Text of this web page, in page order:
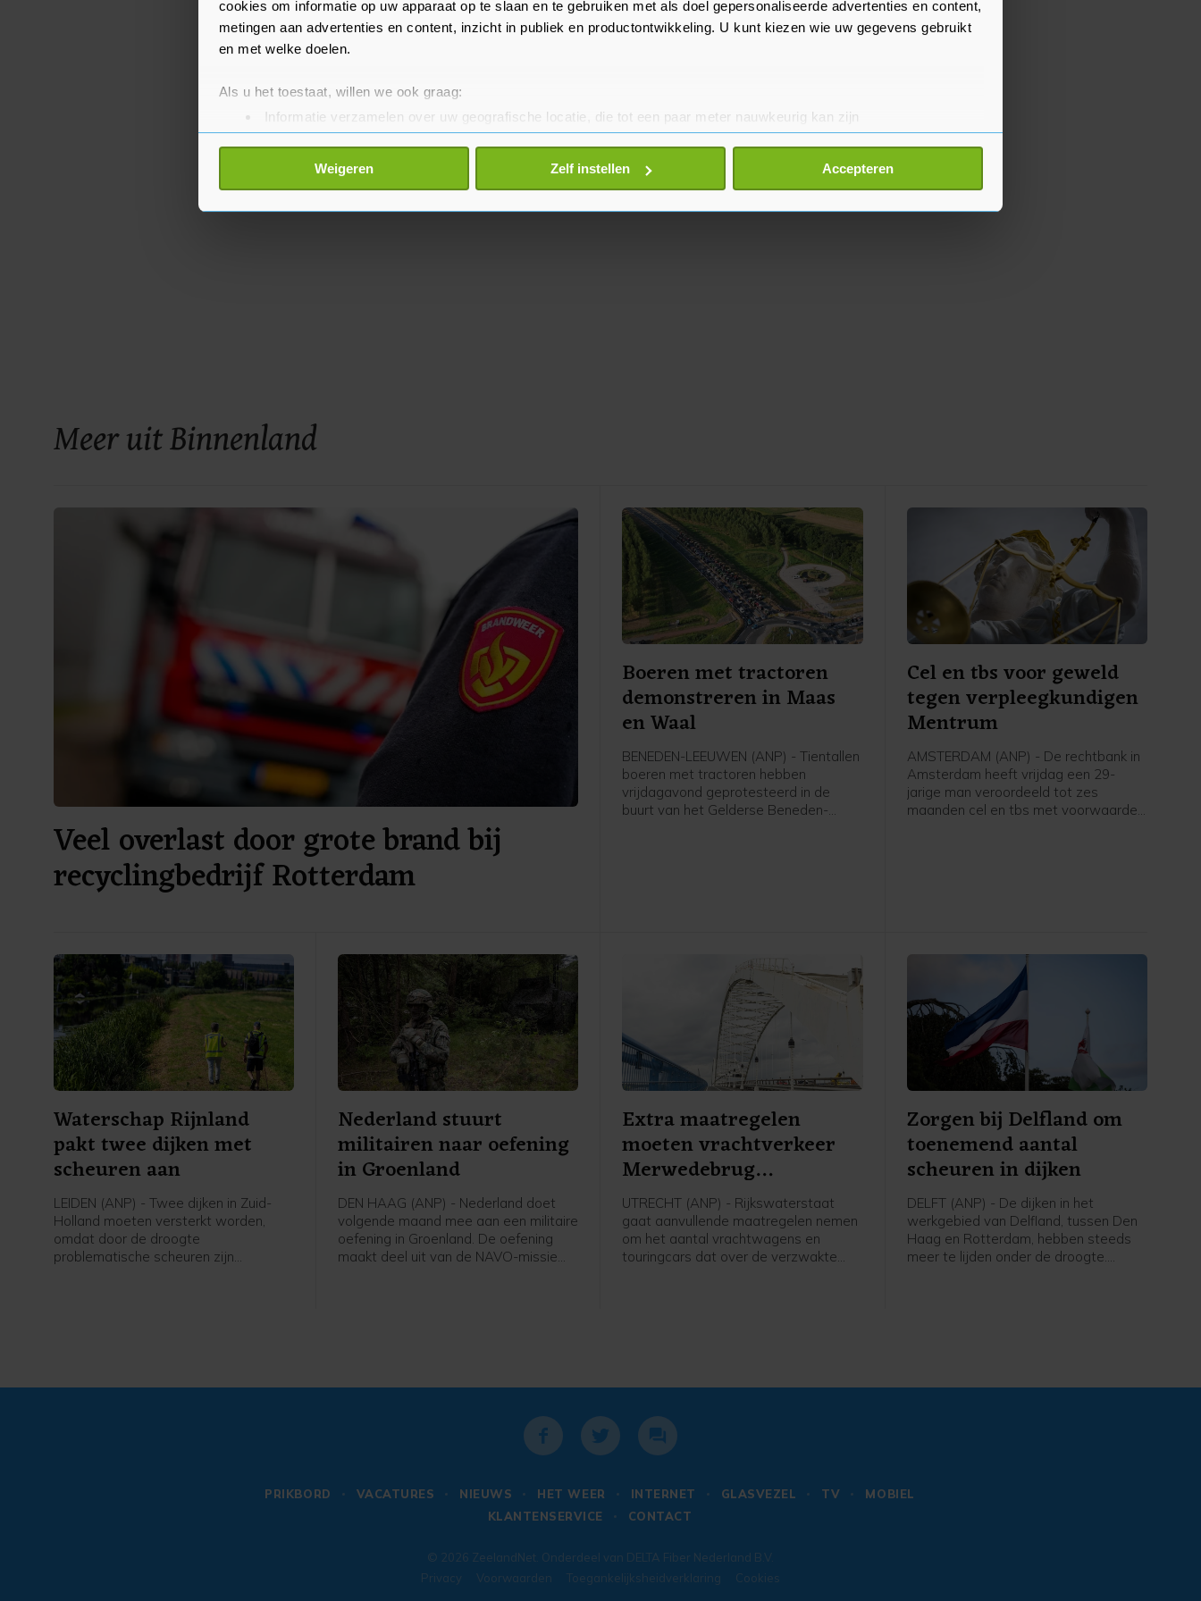
cookies om informatie op uw apparaat op te slaan en te gebruiken met als doel gepersonaliseerde advertenties en content,
metingen aan advertenties en content, inzicht in publiek en productontwikkeling. U kunt kiezen wie uw gegevens gebruikt
en met welke doelen.
Als u het toestaat, willen we ook graag:
Informatie verzamelen over uw geografische locatie, die tot een paar meter nauwkeurig kan zijn
Uw apparaat identificeren door het actief te scannen op specifieke eigenschappen (fingerprinting)
Lees meer over hoe uw persoonlijke gegevens worden verwerkt en stel uw voorkeuren in het
detailgedeelte
toestemming op elk moment wijzigen of intrekken in de Cookieverklaring.
Weigeren Zelf instellen Accepteren
Meer uit Binnenland
Veel overlast door grote brand bij
recyclingbedrijf Rotterdam
Boeren met tractoren
demonstreren in Maas
en Waal
BENEDEN-LEEUWEN (ANP) - Tientallen
boeren met tractoren hebben
vrijdagavond geprotesteerd in de
buurt van het Gelderse Beneden-
Cel en tbs voor geweld
tegen verpleegkundigen
Mentrum
AMSTERDAM (ANP) - De rechtbank in
Amsterdam heeft vrijdag een 29-
jarige man veroordeeld tot zes
maanden cel en tbs met voorwaarden
Waterschap Rijnland
pakt twee dijken met
scheuren aan
LEIDEN (ANP) - Twee dijken in Zuid-
Holland moeten versterkt worden,
omdat door de droogte
problematische scheuren zijn
Nederland stuurt
militairen naar oefening
in Groenland
DEN HAAG (ANP) - Nederland doet
volgende maand mee aan een militaire
oefening in Groenland. De oefening
maakt deel uit van de NAVO-missie
Extra maatregelen
moeten vrachtverkeer
Merwedebrug
terugdringen
UTRECHT (ANP) - Rijkswaterstaat
gaat aanvullende maatregelen nemen
om het aantal vrachtwagens en
touringcars dat over de verzwakte
Zorgen bij Delfland om
toenemend aantal
scheuren in dijken
DELFT (ANP) - De dijken in het
werkgebied van Delfland, tussen Den
Haag en Rotterdam, hebben steeds
meer te lijden onder de droogte.
PRIKBORD VACATURES NIEUWS HET WEER INTERNET GLASVEZEL TV
MOBIEL
KLANTENSERVICE
CONTACT
© 2026 ZeelandNet . Onderdeel van DELTA Fiber Nederland B.V.
Privacy
Voorwaarden Toegankelijksheidverklaring Cookies